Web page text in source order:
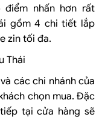
điểm nhấn hơn rất
gồm 4 chi tiết lắp
zin tối đa.
Thái
các chi nhánh của
chọn mua. Đặc
tại cửa hàng sẽ